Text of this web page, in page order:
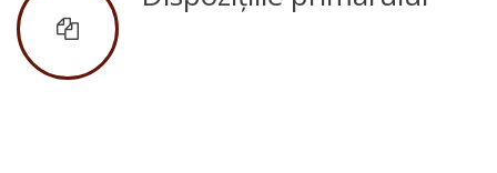
specialitate
Plan